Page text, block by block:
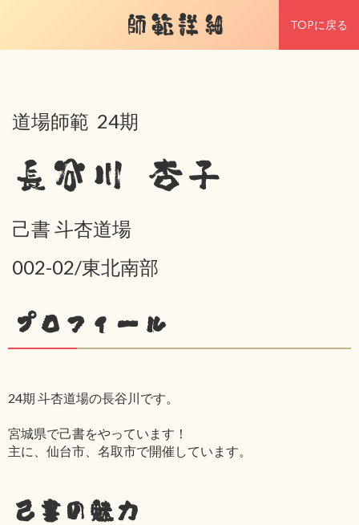
師範詳細 TOPに戻る
道場師範 24期
長谷川 杏子
己書 斗杏道場
002-02/東北南部
プロフィール
24期 斗杏道場の長谷川です。
宮城県で己書をやっています！
主に、仙台市、名取市で開催しています。
己書の魅力